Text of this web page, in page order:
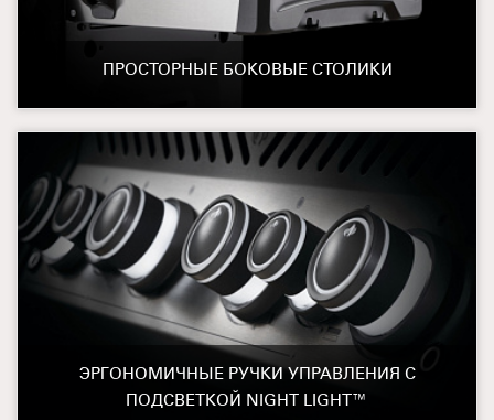
ПРОСТОРНЫЕ БОКОВЫЕ СТОЛИКИ
ЭРГОНОМИЧНЫЕ РУЧКИ УПРАВЛЕНИЯ С
ПОДСВЕТКОЙ NIGHT LIGHT™